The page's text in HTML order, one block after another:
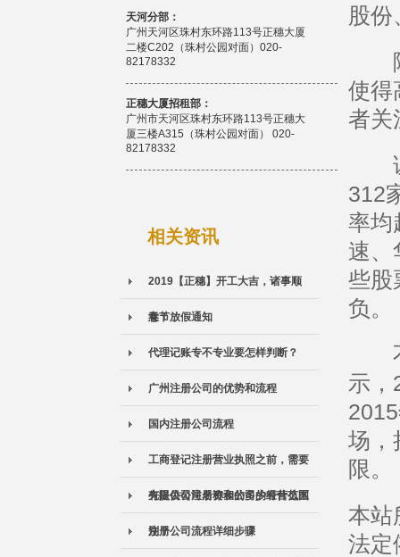
天河分部：
广州天河区珠村东环路113号正穗大厦
二楼C202（珠村公园对面）020-
82178332
正穗大厦招租部：
广州市天河区珠村东环路113号正穗大
厦三楼A315（珠村公园对面） 020-
82178332
相关资讯
2019【正穗】开工大吉，诸事顺
意！
春节放假通知
代理记账专不专业要怎样判断？
广州注册公司的优势和流程
国内注册公司流程
工商登记注册营业执照之前，需要
先提供公司名称和公司的经营范围
有限公司注册资金的多少有什么区
别？
注册公司流程详细步骤
股
除
使得
者关
证
312
率均
速、
些股
负。
不
示，
场，
限。
本站
法定